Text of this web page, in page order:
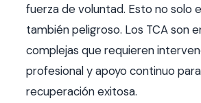
fuerza de voluntad. Esto no solo
también peligroso. Los TCA son
complejas que requieren
profesional y apoyo continuo
recuperación exitosa.